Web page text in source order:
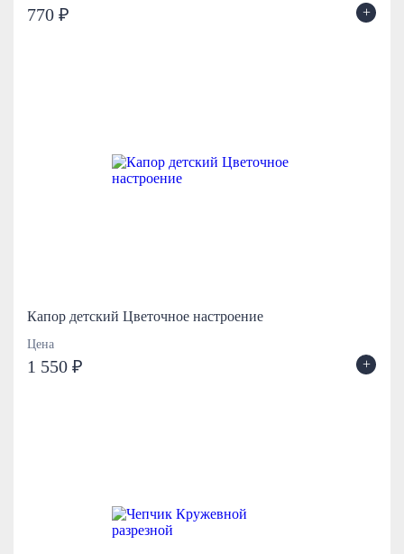
770 ₽ +
Капор детский Цветочное настроение
Цена
1 550 ₽ +